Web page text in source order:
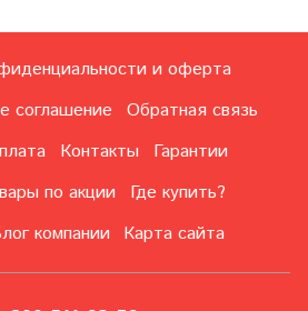
и оферта
соглашение
Обратная связь
Контакты
Гарантии
по акции
Где купить?
компании Карта сайта